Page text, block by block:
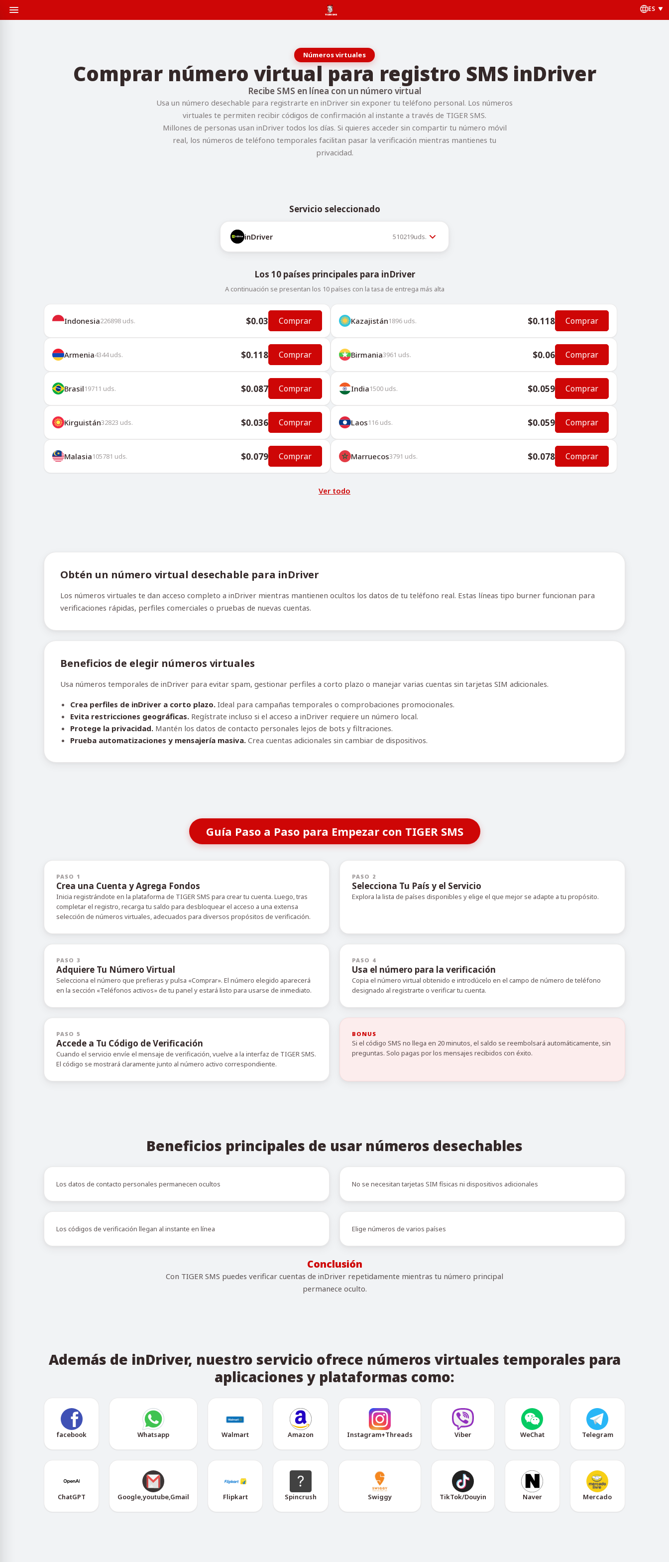
ES
Números virtuales
Comprar número virtual para registro SMS inDriver
Recibe SMS en línea con un número virtual
Usa un número desechable para registrarte en inDriver sin exponer tu teléfono personal. Los números
virtuales te permiten recibir códigos de confirmación al instante a través de TIGER SMS.
Millones de personas usan inDriver todos los días. Si quieres acceder sin compartir tu número móvil
real, los números de teléfono temporales facilitan pasar la verificación mientras mantienes tu
privacidad.
Servicio seleccionado
inDriver 510219uds.
Los 10 países principales para inDriver
A continuación se presentan los 10 países con la tasa de entrega más alta
Indonesia226898 uds. $0.03 Comprar Kazajistán1896 uds. $0.118 Comprar
Armenia4344uds. $0.118 Comprar Birmania3961 uds. $0.06 Comprar
Brasil19711 uds. $0.087 Comprar India1500 uds. $0.059 Comprar
Kirguistán32823 uds. $0.036 Comprar Laos116 uds. $0.059 Comprar
Malasia105781 uds. $0.079 Comprar Marruecos3791 uds. $0.078 Comprar
Ver todo
Obtén un número virtual desechable para inDriver
Los números virtuales te dan acceso completo a inDriver mientras mantienen ocultos los datos de tu teléfono real. Estas líneas tipo burner funcionan para
verificaciones rápidas, perfiles comerciales o pruebas de nuevas cuentas.
Beneficios de elegir números virtuales
Usa números temporales de inDriver para evitar spam, gestionar perfiles a corto plazo o manejar varias cuentas sin tarjetas SIM adicionales.
Crea perfiles de inDriver a corto plazo. Ideal para campañas temporales o comprobaciones promocionales.
Evita restricciones geográficas. Regístrate incluso si el acceso a inDriver requiere un número local.
Protege la privacidad. Mantén los datos de contacto personales lejos de bots y filtraciones.
Prueba automatizaciones y mensajería masiva. Crea cuentas adicionales sin cambiar de dispositivos.
Guía Paso a Paso para Empezar con TIGER SMS
PASO 1
Crea una Cuenta y Agrega Fondos
Inicia registrándote en la plataforma de TIGER SMS para crear tu cuenta. Luego, tras
completar el registro, recarga tu saldo para desbloquear el acceso a una extensa
selección de números virtuales, adecuados para diversos propósitos de verificación.
PASO 2
Selecciona Tu País y el Servicio
Explora la lista de países disponibles y elige el que mejor se adapte a tu propósito.
PASO 3
Adquiere Tu Número Virtual
Selecciona el número que prefieras y pulsa «Comprar». El número elegido aparecerá
en la sección «Teléfonos activos» de tu panel y estará listo para usarse de inmediato.
PASO 4
Usa el número para la verificación
Copia el número virtual obtenido e introdúcelo en el campo de número de teléfono
designado al registrarte o verificar tu cuenta.
PASO 5
Accede a Tu Código de Verificación
Cuando el servicio envíe el mensaje de verificación, vuelve a la interfaz de TIGER SMS.
El código se mostrará claramente junto al número activo correspondiente.
BONUS
Si el código SMS no llega en 20 minutos, el saldo se reembolsará automáticamente, sin
preguntas. Solo pagas por los mensajes recibidos con éxito.
Beneficios principales de usar números desechables
Los datos de contacto personales permanecen ocultos No se necesitan tarjetas SIM físicas ni dispositivos adicionales
Los códigos de verificación llegan al instante en línea Elige números de varios países
Conclusión
Con TIGER SMS puedes verificar cuentas de inDriver repetidamente mientras tu número principal
permanece oculto.
Además de inDriver, nuestro servicio ofrece números virtuales temporales para
aplicaciones y plataformas como:
facebook Whatsapp Walmart Amazon Instagram+Threads Viber WeChat Telegram
ChatGPT Google,youtube,Gmail Flipkart Spincrush Swiggy TikTok/Douyin Naver Mercado